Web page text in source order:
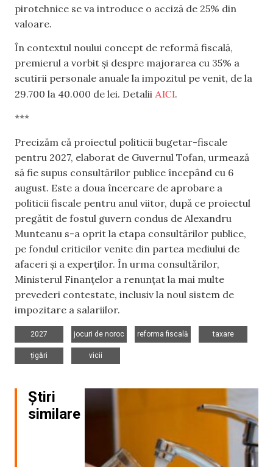
pirotehnice se va introduce o acciză de 25% din
valoare.
În contextul noului concept de reformă fiscală,
premierul a vorbit și despre majorarea cu 35% a
scutirii personale anuale la impozitul pe venit, de la
29.700 la 40.000 de lei. Detalii AICI.
***
Precizăm că proiectul politicii bugetar-fiscale
pentru 2027, elaborat de Guvernul Tofan, urmează
să fie supus consultărilor publice începând cu 6
august. Este a doua încercare de aprobare a
politicii fiscale pentru anul viitor, după ce proiectul
pregătit de fostul guvern condus de Alexandru
Munteanu s-a oprit la etapa consultărilor publice,
pe fondul criticilor venite din partea mediului de
afaceri și a experților. În urma consultărilor,
Ministerul Finanțelor a renunțat la mai multe
prevederi contestate, inclusiv la noul sistem de
impozitare a salariilor.
2027
jocuri de noroc
reforma fiscală
taxare
țigări
vicii
Știri
similare